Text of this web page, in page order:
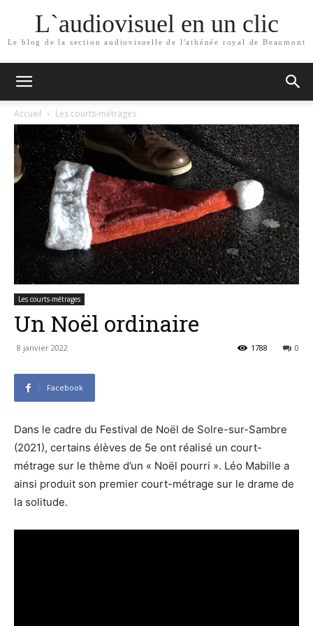
L`audiovisuel en un clic
Le blog de la section audiovisuelle de l'athénée royal de Beaumont
Accueil Les courts-métrages
Les courts-métrages
Un Noël ordinaire
8 janvier 2022 0
1788
Facebook
Dans le cadre du Festival de Noël de Solre-sur-Sambre
(2021), certains élèves de 5e ont réalisé un court-
métrage sur le thème d’un « Noël pourri ». Léo Mabille a
ainsi produit son premier court-métrage sur le drame de
la solitude.